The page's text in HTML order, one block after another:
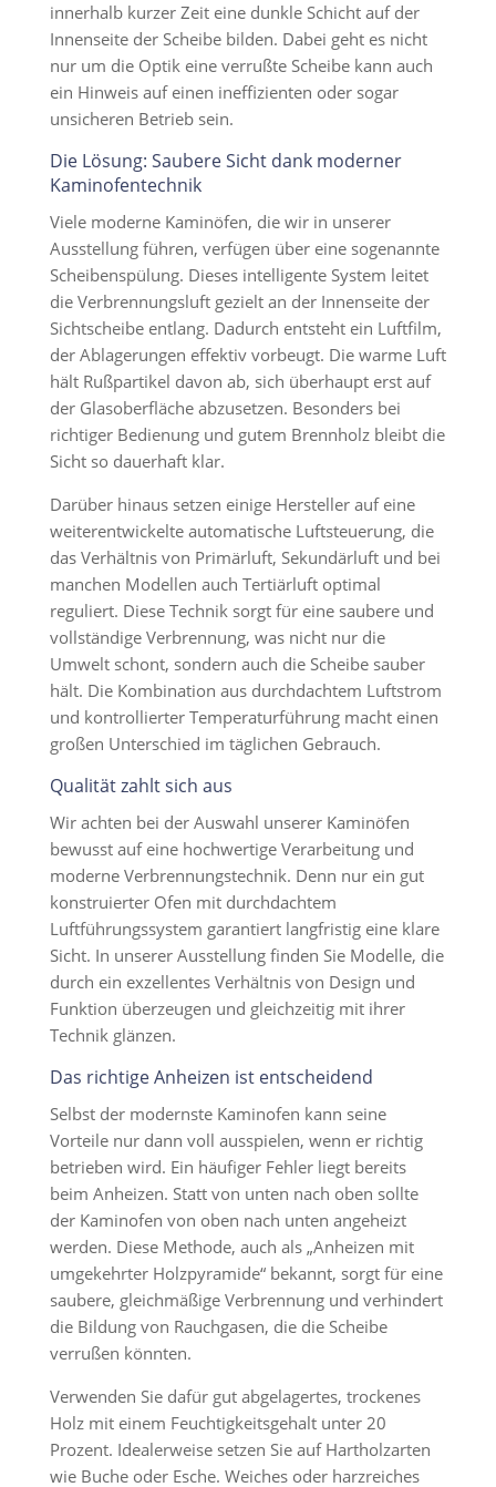
innerhalb kurzer Zeit eine dunkle Schicht auf der
Innenseite der Scheibe bilden. Dabei geht es nicht
nur um die Optik eine verrußte Scheibe kann auch
ein Hinweis auf einen ineffizienten oder sogar
unsicheren Betrieb sein.
Die Lösung: Saubere Sicht dank moderner
Kaminofentechnik
Viele moderne Kaminöfen, die wir in unserer
Ausstellung führen, verfügen über eine sogenannte
Scheibenspülung. Dieses intelligente System leitet
die Verbrennungsluft gezielt an der Innenseite der
Sichtscheibe entlang. Dadurch entsteht ein Luftfilm,
der Ablagerungen effektiv vorbeugt. Die warme Luft
hält Rußpartikel davon ab, sich überhaupt erst auf
der Glasoberfläche abzusetzen. Besonders bei
richtiger Bedienung und gutem Brennholz bleibt die
Sicht so dauerhaft klar.
Darüber hinaus setzen einige Hersteller auf eine
weiterentwickelte automatische Luftsteuerung, die
das Verhältnis von Primärluft, Sekundärluft und bei
manchen Modellen auch Tertiärluft optimal
reguliert. Diese Technik sorgt für eine saubere und
vollständige Verbrennung, was nicht nur die
Umwelt schont, sondern auch die Scheibe sauber
hält. Die Kombination aus durchdachtem Luftstrom
und kontrollierter Temperaturführung macht einen
großen Unterschied im täglichen Gebrauch.
Qualität zahlt sich aus
Wir achten bei der Auswahl unserer Kaminöfen
bewusst auf eine hochwertige Verarbeitung und
moderne Verbrennungstechnik. Denn nur ein gut
konstruierter Ofen mit durchdachtem
Luftführungssystem garantiert langfristig eine klare
Sicht. In unserer Ausstellung finden Sie Modelle, die
durch ein exzellentes Verhältnis von Design und
Funktion überzeugen und gleichzeitig mit ihrer
Technik glänzen.
Das richtige Anheizen ist entscheidend
Selbst der modernste Kaminofen kann seine
Vorteile nur dann voll ausspielen, wenn er richtig
betrieben wird. Ein häufiger Fehler liegt bereits
beim Anheizen. Statt von unten nach oben sollte
der Kaminofen von oben nach unten angeheizt
werden. Diese Methode, auch als „Anheizen mit
umgekehrter Holzpyramide“ bekannt, sorgt für eine
saubere, gleichmäßige Verbrennung und verhindert
die Bildung von Rauchgasen, die die Scheibe
verrußen könnten.
Verwenden Sie dafür gut abgelagertes, trockenes
Holz mit einem Feuchtigkeitsgehalt unter 20
Prozent. Idealerweise setzen Sie auf Hartholzarten
wie Buche oder Esche. Weiches oder harzreiches